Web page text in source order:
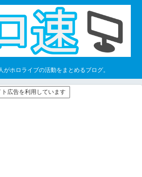
がホロライブの活動をまとめるブログ。
広告を利用しています